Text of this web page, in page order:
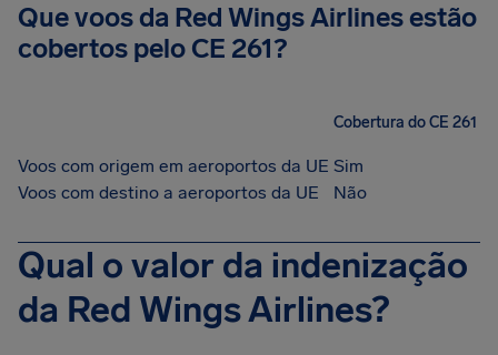
Que voos da Red Wings Airlines estão
cobertos pelo CE 261?
Cobertura do CE 261
Voos com origem em aeroportos da UE Sim
Voos com destino a aeroportos da UE
Não
Qual o valor da indenização
da Red Wings Airlines?